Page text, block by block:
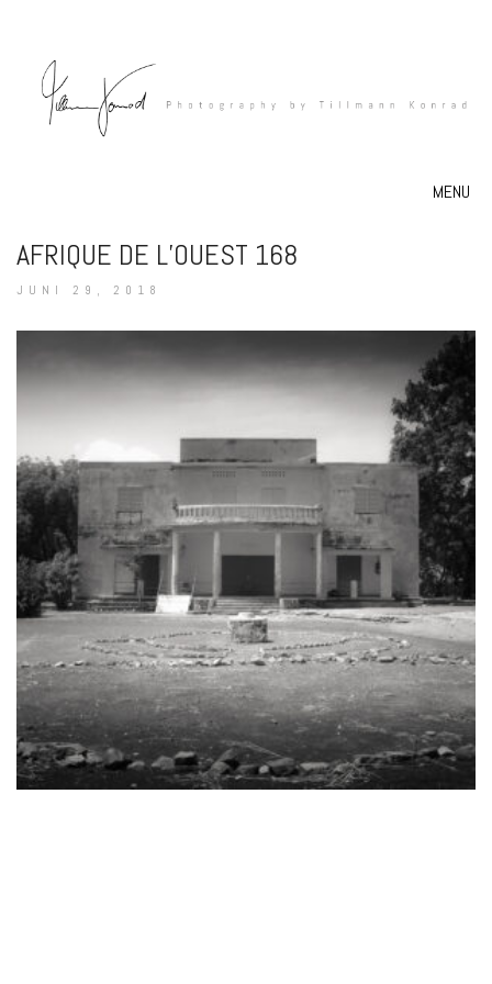
MENU
AFRIQUE DE L’OUEST 168
JUNI 29, 2018